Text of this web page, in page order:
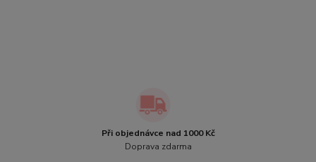
Při objednávce nad 1000 Kč
Doprava zdarma